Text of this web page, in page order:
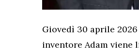
Giovedì 30 aprile
inventore Adam viene